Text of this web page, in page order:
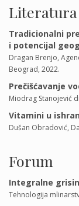
Literatura
Tradicionalni
i potencijal
Dragan Brenjo,
Beograd, 2022.
Prečišćavanje
Miodrag Stanojević
Vitamini u
Dušan Obradović,
Forum
Integralne
Tehnologija